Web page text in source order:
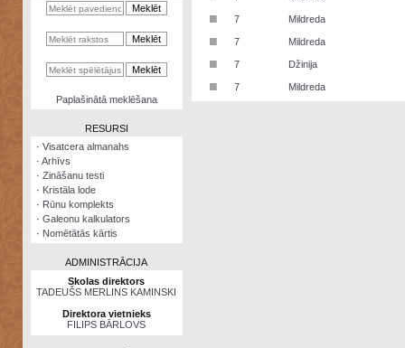
kalkulators
NomētātāsPaplašinātā meklēšana
RESURSI
· Visatcera almanahs
· Arhīvs
· Zināšanu testi
· Kristāla lode
· Rūnu komplekts
· Galeonu kalkulators
· Nomētātās kārtis
ADMINISTRĀCIJA
Skolas direktors
TADEUŠS MERLINS KAMINSKI
Direktora vietnieks
FILIPS BĀRLOVS
■ 7 Mildreda
■ 7 Mildreda
■ 7 Džinija
■ 7 Mildreda